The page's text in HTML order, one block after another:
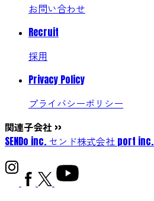
お問い合わせ
Recruit
採用
Privacy Policy
プライバシーポリシー
関連子会社 >>
SENDo inc. センド株式会社 port inc.